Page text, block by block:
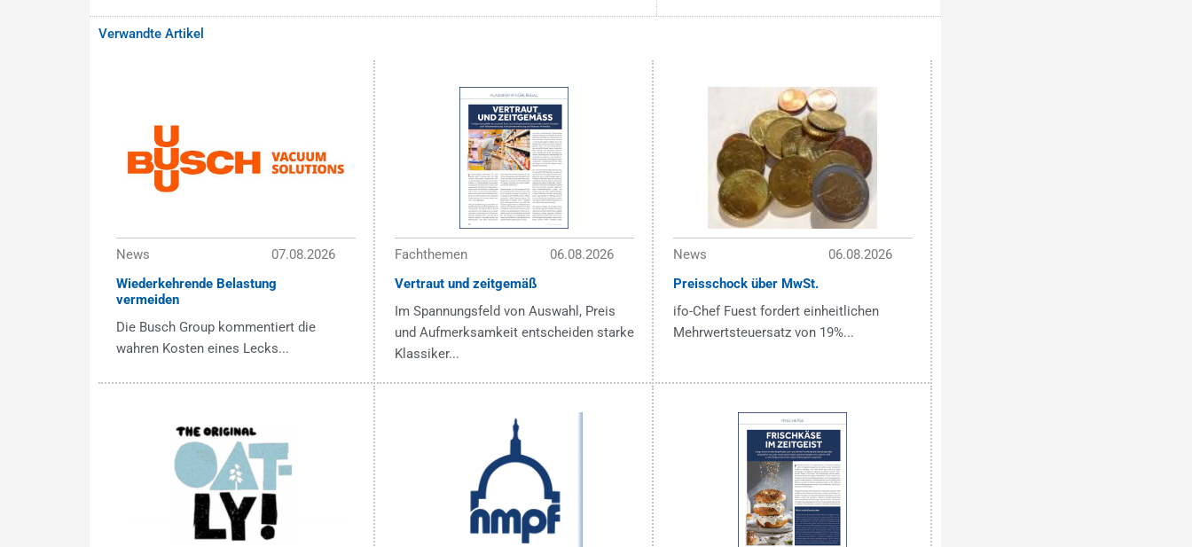
Verwandte Artikel
News
07.08.2026
Wiederkehrende Belastung
vermeiden
Die Busch Group kommentiert die
wahren Kosten eines Lecks...
Fachthemen
06.08.2026
Vertraut und zeitgemäß
Im Spannungsfeld von Auswahl, Preis
und Aufmerksamkeit entscheiden starke
Klassiker...
News
06.08.2026
Preisschock über MwSt.
ifo-Chef Fuest fordert einheitlichen
Mehrwertsteuersatz von 19%...